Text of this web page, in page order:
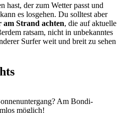
hast, der zum Wetter passt und
es losgehen. Du solltest aber
Strand achten, die auf aktuelle
ratsam, nicht in unbekanntes
Surfer weit und breit zu sehen
Am Bondi-
möglich!